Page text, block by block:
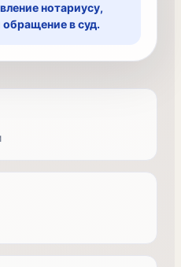
нотариусу,
в суд.